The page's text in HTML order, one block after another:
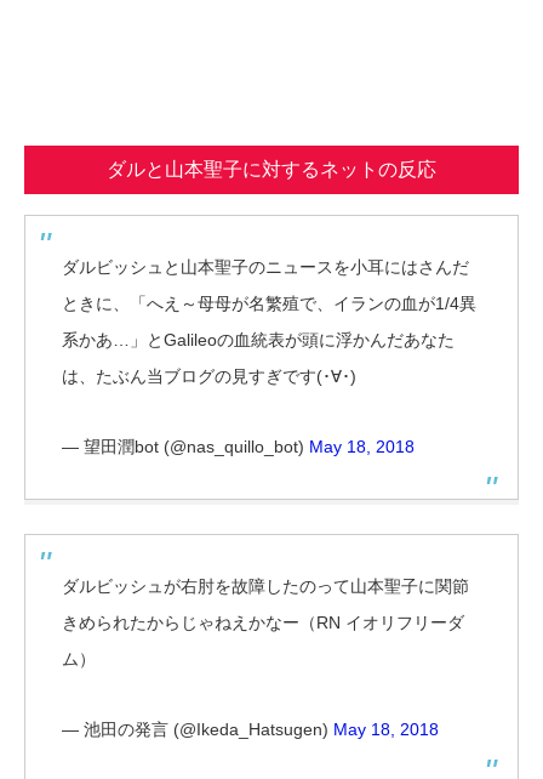
ダルと山本聖子に対するネットの反応
ダルビッシュと山本聖子のニュースを小耳にはさんだ
ときに、「へえ～母母が名繁殖で、イランの血が1/4異
系かあ…」とGalileoの血統表が頭に浮かんだあなた
は、たぶん当ブログの見すぎです(･∀･)
— 望田潤bot (@nas_quillo_bot) May 18, 2018
ダルビッシュが右肘を故障したのって山本聖子に関節
きめられたからじゃねえかなー（RN イオリフリーダ
ム）
— 池田の発言 (@Ikeda_Hatsugen) May 18, 2018